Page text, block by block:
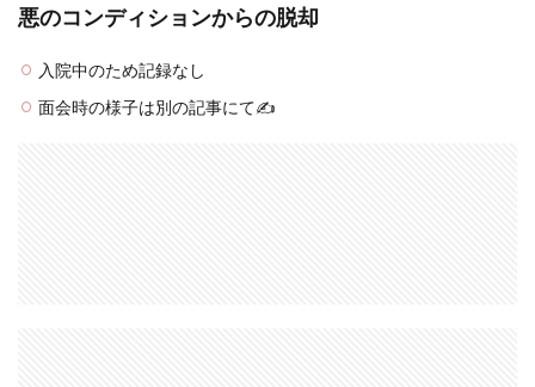
悪のコンディションからの脱却
入院中のため記録なし
面会時の様子は別の記事にて✍️